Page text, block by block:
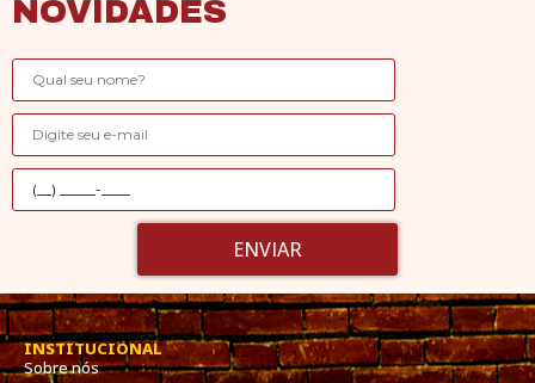
NOVIDADES
ENVIAR
INSTITUCIONAL
Sobre nós